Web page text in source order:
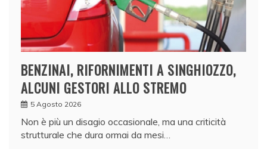
BENZINAI, RIFORNIMENTI A SINGHIOZZO,
ALCUNI GESTORI ALLO STREMO
5 Agosto 2026
Non è più un disagio occasionale, ma una criticità
strutturale che dura ormai da mesi…